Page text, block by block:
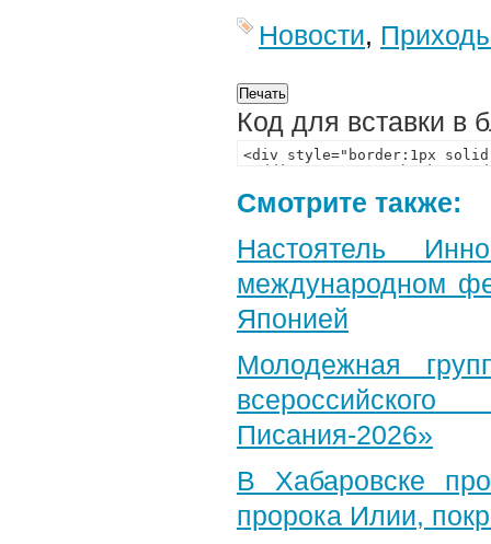
Новости,
Код для вставки в
Смотрите также:
Настоятель
международном
Японией
Молодежная
Писания-2026»
В Хабаровске
пророка Илии,